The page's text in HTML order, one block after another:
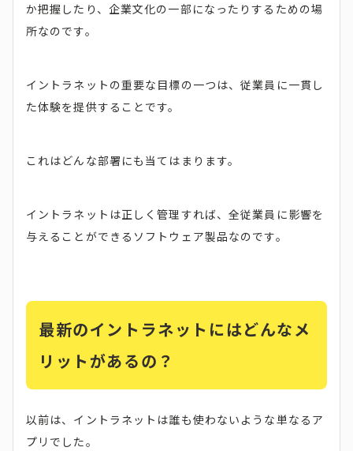
か把握したり、企業文化の一部になったりするための場
所なのです。
イントラネットの重要な目標の一つは、従業員に一貫し
た体験を提供することです。
これはどんな部署にも当てはまります。
イントラネットは正しく管理すれば、全従業員に影響を
与えることができるソフトウェア製品なのです。
最新のイントラネットにはどんなメ
リットがあるの？
以前は、イントラネットは誰も使わないような単なるア
プリでした。